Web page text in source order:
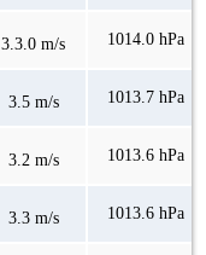
3.3.0 m/s 1014.0 hPa
3.5 m/s 1013.7 hPa
3.2 m/s 1013.6 hPa
3.3 m/s 1013.6 hPa